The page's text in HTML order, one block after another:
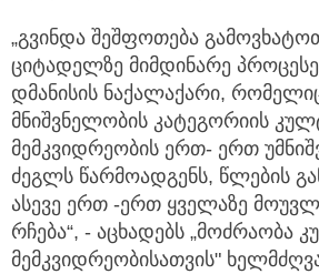
„გვინდა შეშფოთება
ციტადელზე მიმდინარე
დმანისის ნაქალაქარი,
მნიშვნელობის კატეგორიის
მემკვიდრეობის ერთ- ერთ
ძეგლს წარმოადგენს, წლების
ასევე ერთ -ერთ ყველაზე
რჩება“, - აცხადებს „მოძრაობა
მემკვიდრეობისათვის"